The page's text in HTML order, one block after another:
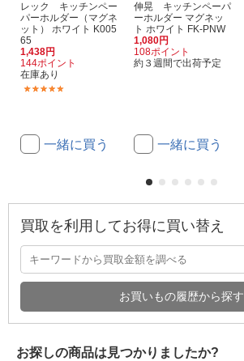
レック キッチンペー
パーホルダー（マグネ
ット） ホワイト K005
65
1,438円
144ポイント
在庫あり
一緒に買う
伸晃 キッチンペーパ
ーホルダー マグネッ
ト ホワイト FK-PNW
1,080円
108ポイント
約３週間で出荷予定
一緒に買う
買取を利用してお得に買い替え
お買いもの履歴から探す
お探しの商品は見つかりましたか?